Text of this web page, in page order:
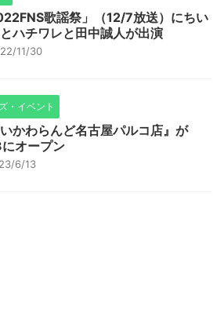
歌謡祭」（12/7放送）にちい
ハチワレと田中誠人が出演
11/30
・イベント
いかわらんど名古屋パルコ店』が
オープン
6/13